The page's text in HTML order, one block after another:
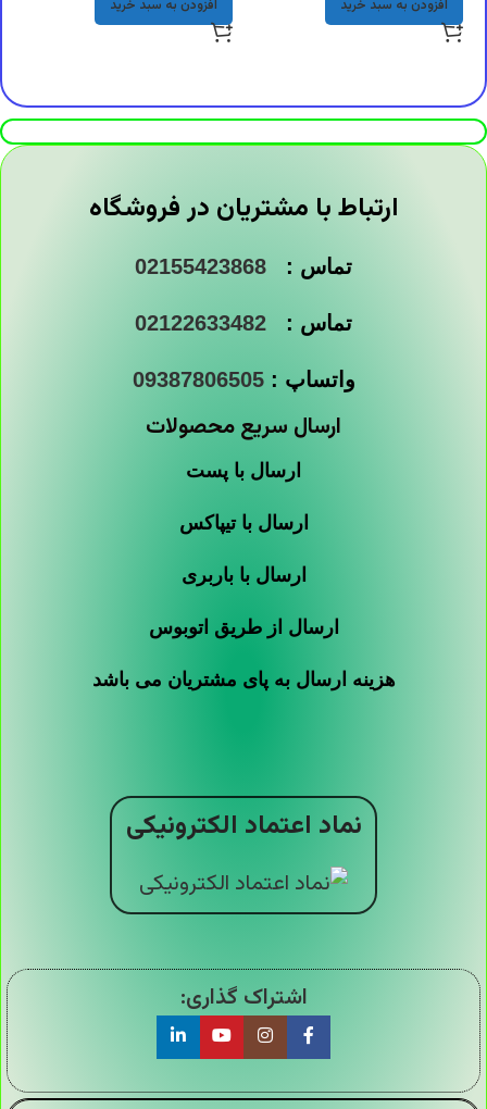
افزودن به سبد خرید افزودن به سبد خرید
ارتباط با مشتریان در فروشگاه
تماس : 02155423868
تماس : 02122633482
واتساپ :09387806505
ارسال سریع محصولات
ارسال با پست
ارسال با تیپاکس
ارسال با باربری
ارسال از طریق اتوبوس
هزینه ارسال به پای مشتریان می باشد
نماد اعتماد الکترونیکی
اشتراک گذاری: